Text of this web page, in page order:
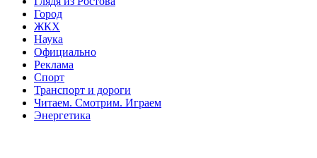
Город
ЖКХ
Наука
Официально
Реклама
Спорт
Транспорт и дороги
Читаем. Смотрим. Играем
Энергетика